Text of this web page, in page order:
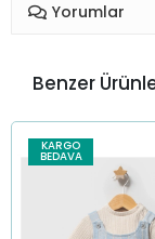
Yorumlar
Benzer
KARGO
BEDAVA